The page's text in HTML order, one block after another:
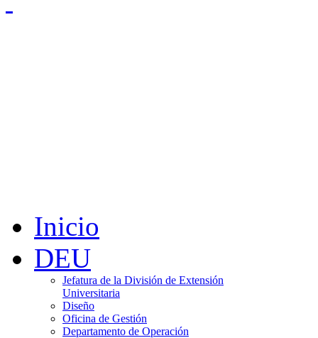
Inicio
DEU
Jefatura de la División de Extensión
Universitaria
Diseño
Oficina de Gestión
Departamento de Operación